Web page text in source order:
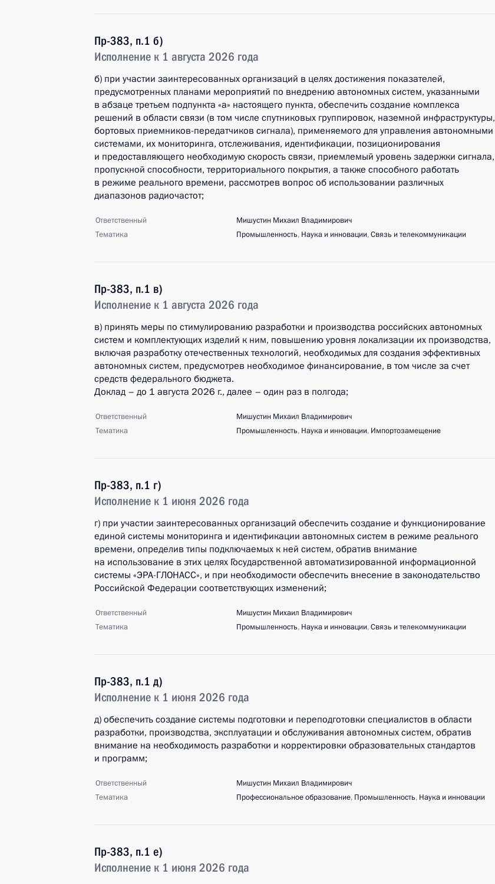
Пр-383, п.1 б)
Исполнение к 1 августа 2026 года
б) при участии заинтересованных организаций в целях достижения показателей,
предусмотренных планами мероприятий по внедрению автономных систем, указанными
в абзаце третьем подпункта «а» настоящего пункта, обеспечить создание комплекса
решений в области связи (в том числе спутниковых группировок, наземной инфраструктуры,
бортовых приемников-передатчиков сигнала), применяемого для управления автономными
системами, их мониторинга, отслеживания, идентификации, позиционирования
и предоставляющего необходимую скорость связи, приемлемый уровень задержки сигнала,
пропускной способности, территориального покрытия, а также способного работать
в режиме реального времени, рассмотрев вопрос об использовании различных
диапазонов радиочастот;
Ответственный
Мишустин Михаил Владимирович
Тематика
Промышленность, Наука и инновации,Связь и телекоммуникации
Пр-383, п.1 в)
Исполнение к 1 августа 2026 года
в) принять меры по стимулированию разработки и производства российских автономных
систем и комплектующих изделий к ним, повышению уровня локализации их производства,
включая разработку отечественных технологий, необходимых для создания эффективных
автономных систем, предусмотрев необходимое финансирование, в том числе за счет
средств федерального бюджета.
Доклад – до 1 августа 2026 г., далее – один раз в полгода;
Ответственный
Мишустин Михаил Владимирович
Тематика
Промышленность, Наука и инновации, Импортозамещение
Пр-383, п.1 г)
Исполнение к 1 июня 2026 года
г) при участии заинтересованных организаций обеспечить создание и функционирование
единой системы мониторинга и идентификации автономных систем в режиме реального
времени, определив типы подключаемых к ней систем, обратив внимание
на использование в этих целях Государственной автоматизированной информационной
системы «ЭРА-ГЛОНАСС», и при необходимости обеспечить внесение в законодательство
Российской Федерации соответствующих изменений;
Ответственный
Мишустин Михаил Владимирович
Тематика
Промышленность, Наука и инновации,Связь и телекоммуникации
Пр-383, п.1 д)
Исполнение к 1 июня 2026 года
д) обеспечить создание системы подготовки и переподготовки специалистов в области
разработки, производства, эксплуатации и обслуживания автономных систем, обратив
внимание на необходимость разработки и корректировки образовательных стандартов
и программ;
Ответственный
Мишустин Михаил Владимирович
Тематика
Профессиональное образование, Промышленность, Наука и инновации
Пр-383, п.1 е)
Исполнение к 1 июня 2026 года